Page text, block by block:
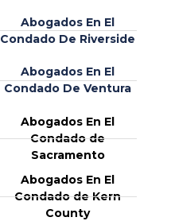
Abogados En El
Condado De Riverside
Abogados En El
Condado De Ventura
Abogados En El
Condado de
Sacramento
Abogados En El
Condado de Kern
County